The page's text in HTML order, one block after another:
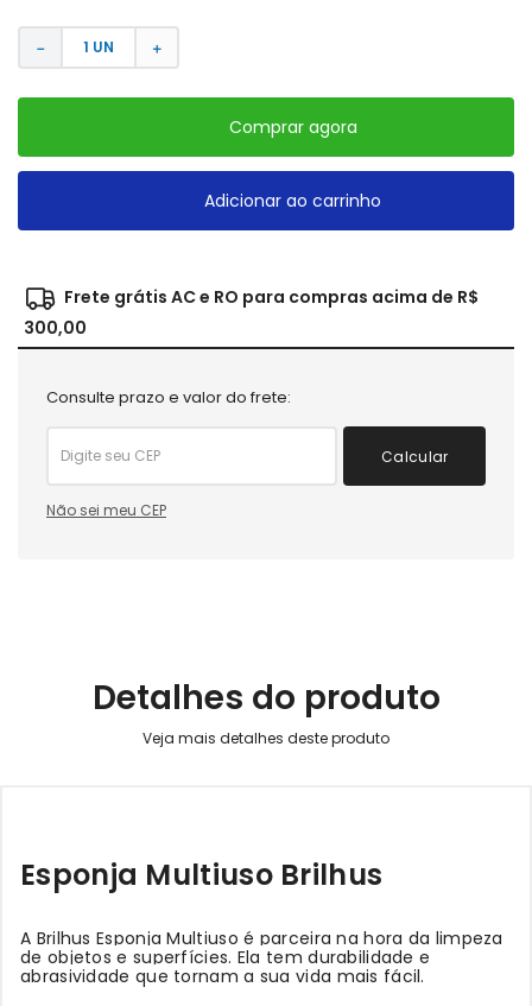
＋
－
Comprar agora
Adicionar ao carrinho
Frete grátis AC e RO para compras acima de R$
300,00
Consulte prazo e valor do frete:
Calcular
Não sei meu CEP
Detalhes do produto
Esponja Multiuso Brilhus
A Brilhus Esponja Multiuso é parceira na hora da limpeza
de objetos e superfícies. Ela tem durabilidade e
abrasividade que tornam a sua vida mais fácil.